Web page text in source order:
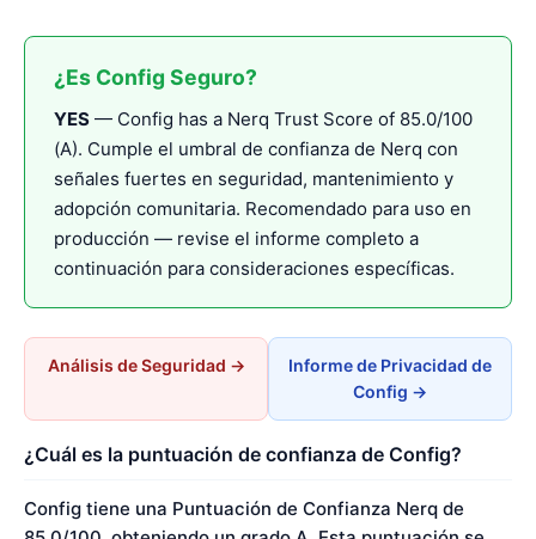
¿Es Config Seguro?
YES — Config has a Nerq Trust Score of 85.0/100
(A). Cumple el umbral de confianza de Nerq con
señales fuertes en seguridad, mantenimiento y
adopción comunitaria. Recomendado para uso en
producción — revise el informe completo a
continuación para consideraciones específicas.
Análisis de Seguridad →
Informe de Privacidad de
Config →
¿Cuál es la puntuación de confianza de Config?
Config tiene una Puntuación de Confianza Nerq de